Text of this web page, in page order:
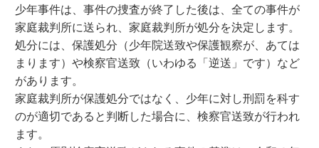
少年事件は、事件の捜査が終了した後は、全ての事件が
家庭裁判所に送られ、家庭裁判所が処分を決定します。
処分には、保護処分（少年院送致や保護観察が、あては
まります）や検察官送致（いわゆる「逆送」です）など
があります。
家庭裁判所が保護処分ではなく、少年に対し刑罰を科す
のが適切であると判断した場合に、検察官送致が行われ
ます。